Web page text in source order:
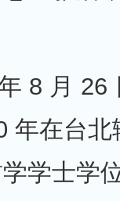
8 月 26
年在台
学士学